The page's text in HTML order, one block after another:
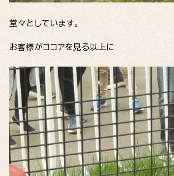
堂々としています。
お客様がココアを見る以上に